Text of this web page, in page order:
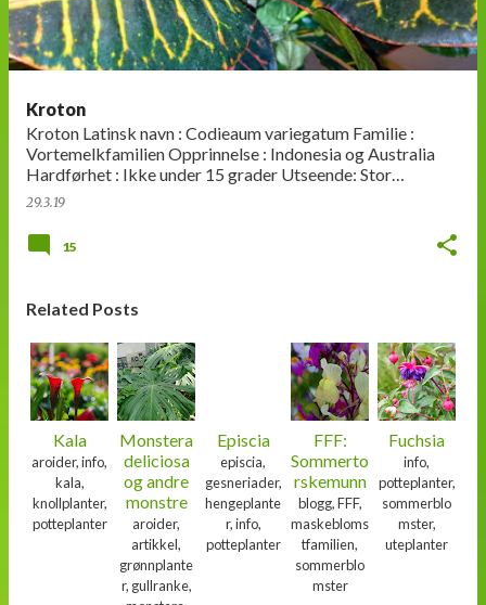
e
g
Kroton
Kroton Latinsk navn : Codieaum variegatum Familie :
Vortemelkfamilien Opprinnelse : Indonesia og Australia
Hardførhet : Ikke under 15 grader Utseende: Stor
variasjon i farger, mønst…
29.3.19
15
Related Posts
Kala
aroider, info,
kala,
knollplanter,
potteplanter
Monstera
deliciosa
og andre
monstre
aroider,
artikkel,
grønnplante
r, gullranke,
Episcia
episcia,
gesneriader,
hengeplante
r, info,
potteplanter
FFF:
Sommerto
rskemunn
blogg, FFF,
maskebloms
tfamilien,
sommerblo
mster
Fuchsia
info,
potteplanter,
sommerblo
mster,
uteplanter